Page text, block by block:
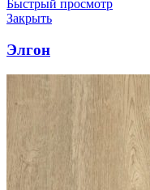
Быстрый просмотр
Закрыть
Элгон